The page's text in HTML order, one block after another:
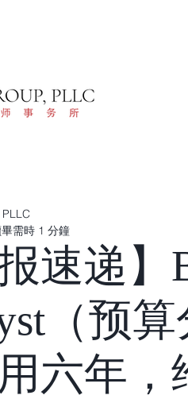
报速递】
（预
六年，
需時 1 分鐘